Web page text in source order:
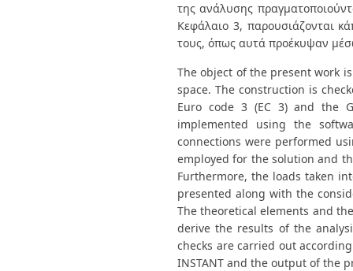
της ανάλυσης
Κεφάλαιο 3, παρουσιάζονται
τους, όπως αυτά προέκυψαν
The object of the present work
space. The construction is
Euro code 3 (EC 3) and the
implemented using the
connections were performed
employed for the solution and
Furthermore, the loads taken
presented along with the
The theoretical elements and
derive the results of the
checks are carried out
INSTANT and the output of the